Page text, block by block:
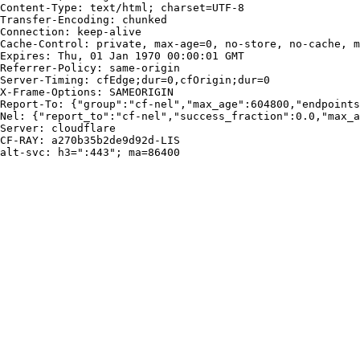
Content-Type: text/html; charset=UTF-8
Transfer-Encoding: chunked
Connection: keep-alive
Cache-Control: private, max-age=0, no-store, no-cache,
Expires: Thu, 01 Jan 1970 00:00:01 GMT
Referrer-Policy: same-origin
Server-Timing: cfEdge;dur=0,cfOrigin;dur=0
X-Frame-Options: SAMEORIGIN
Report-To: {"group":"cf-
Nel: {"report_to":"cf-
Server: cloudflare
CF-RAY: a270b35b2de9d92d-LIS
alt-svc: h3=":443"; ma=86400